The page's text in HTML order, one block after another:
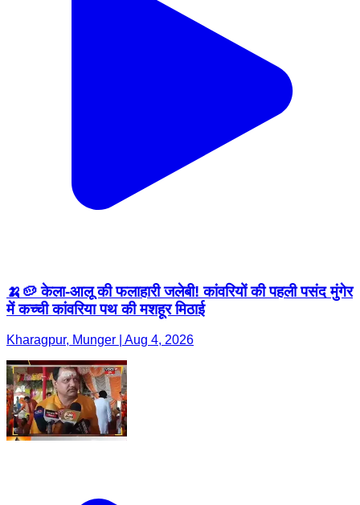
🍌🥔 केला-आलू की फलाहारी जलेबी! कांवरियों की पहली पसंद मुंगेर
में कच्ची कांवरिया पथ की मशहूर मिठाई
Kharagpur, Munger | Aug 4, 2026